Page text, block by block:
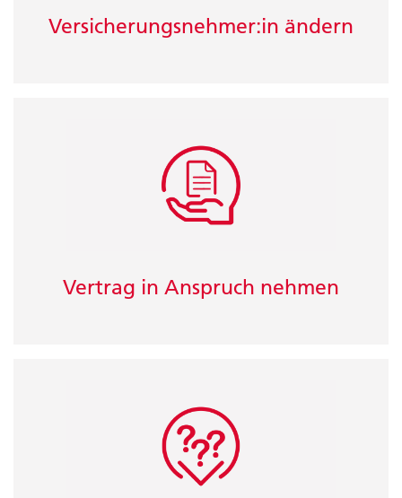
Versicherungsnehmer:in ändern
Vertrag in Anspruch nehmen